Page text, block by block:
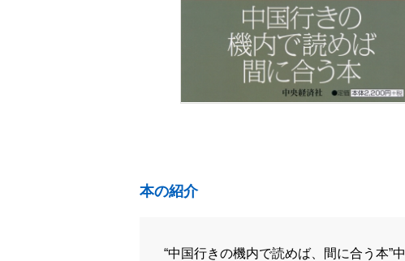
本の紹介
“中国行きの機内で読めば、間に合う本”